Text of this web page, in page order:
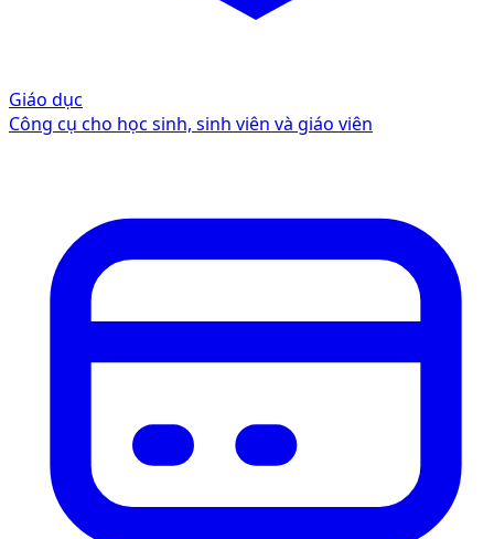
Giáo dục
Công cụ cho học sinh, sinh viên và giáo viên